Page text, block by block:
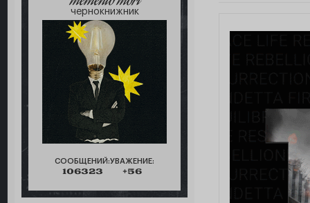
чернокнижник
СООБЩЕНИЙ:
106323
УВАЖЕНИЕ:
+56